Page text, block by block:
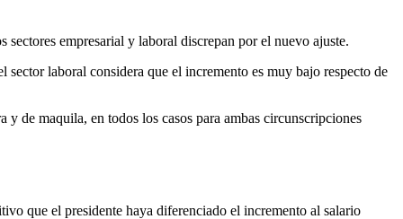
empresarial y laboral discrepan por el nuevo ajuste.
laboral considera que el incremento es muy bajo respecto de
de maquila, en todos los casos para ambas circunscripciones
que el presidente haya diferenciado el incremento al salario